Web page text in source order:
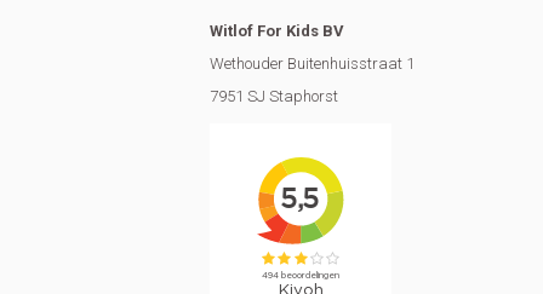
Witlof For Kids BV
Wethouder Buitenhuisstraat 1
7951 SJ Staphorst